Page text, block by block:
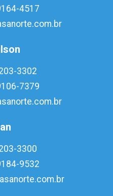
4517
3302
7379
3300
9532